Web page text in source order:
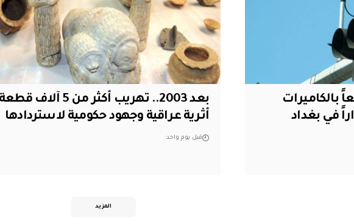
50 تقاطعاً بالكاميرات
بعد 2003.. تهريب أكثر من 5 آلاف قطعة
أثرية عراقية وجهود حكومية لاستردادها
قبل يوم واحد
المزيد